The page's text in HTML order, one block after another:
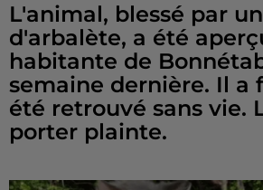
L'animal, blessé par
d'arbalète, a été
habitante de
semaine dernière. Il a
été retrouvé sans vie.
porter plainte.